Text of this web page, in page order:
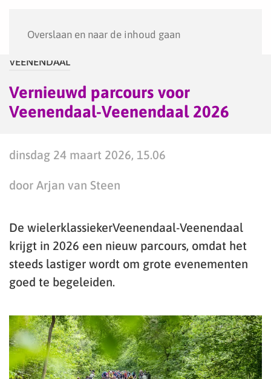
Overslaan en naar de inhoud gaan
VEENENDAAL
Vernieuwd parcours voor
Veenendaal-Veenendaal 2026
dinsdag 24 maart 2026, 15.06
door Arjan van Steen
De wielerklassiekerVeenendaal-Veenendaal
krijgt in 2026 een nieuw parcours, omdat het
steeds lastiger wordt om grote evenementen
goed te begeleiden.